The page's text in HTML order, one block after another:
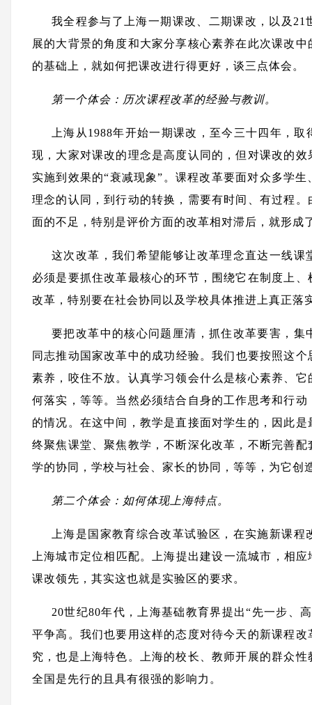
我全程参与了上海一期课改、二期课改，以及
展的大背景的角度和大家分享核心素养在此次课改
的基础上，就如何把课改进行得更好，谈三点体会。
第一个体会：历次课程改革的经验与教训。
上海从1988年开始一期课改，至今三十四年，
现，大家对课改的理念是高度认同的，但对课改的
实施到效果的“衰减现象”。课程改革要面对众多学
理念的认同，到行动的转换，需要有时间、有过程
面的不足，特别是评价方面的改革相对滞后，就形成
这次改革，我们希望能够让改革理念直达一线
必须是要抓住改革最核心的环节，围绕它在制度上
改革，特别要在社会协同以及学校具体推进上真正落
要把改革中的核心问题厘清，抓住改革要害，
同志推动国家改革中的成功经验。我们也要按照这
素养，咬住不放。认真学习领会什么是核心素养、
何落实，等等。当然必须结合自身的工作思考和行
的情况。在这中间，教学是直接面对学生的，因此
终聚焦课堂、聚焦教学，不断深化改革，不断完善
学的协同，学校与社会、家长的协同，等等，为它创
第二个体会：如何体现上海特点。
上海是国家教育综合改革试验区，在实施新课
上海城市定位相匹配。上海提出建设一流城市，相
课改领先，其实这也就是实验区的要求。
20世纪80年代，上海基础教育界提出“先一步、
平争高。我们也要用这样的态度对待今天的新课程
究，也是上海特色。上海的校长、教师开展的群众
全国是先行的且具有很强的影响力。